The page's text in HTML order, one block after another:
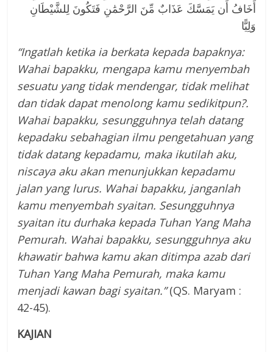
أَخَافُ أَن يَمَسَّكَ عَذَابٌ مِّنَ الرَّحْمَٰنِ فَتَكُونَ لِلشَّيْطَانِ
وَلِيًّا
“Ingatlah ketika ia berkata kepada bapaknya:
Wahai bapakku, mengapa kamu menyembah
sesuatu yang tidak mendengar, tidak melihat
dan tidak dapat menolong kamu sedikitpun?.
Wahai bapakku, sesungguhnya telah datang
kepadaku sebahagian ilmu pengetahuan yang
tidak datang kepadamu, maka ikutilah aku,
niscaya aku akan menunjukkan kepadamu
jalan yang lurus. Wahai bapakku, janganlah
kamu menyembah syaitan. Sesungguhnya
syaitan itu durhaka kepada Tuhan Yang Maha
Pemurah. Wahai bapakku, sesungguhnya aku
khawatir bahwa kamu akan ditimpa azab dari
Tuhan Yang Maha Pemurah, maka kamu
menjadi kawan bagi syaitan.”(QS. Maryam :
42-45).
KAJIAN